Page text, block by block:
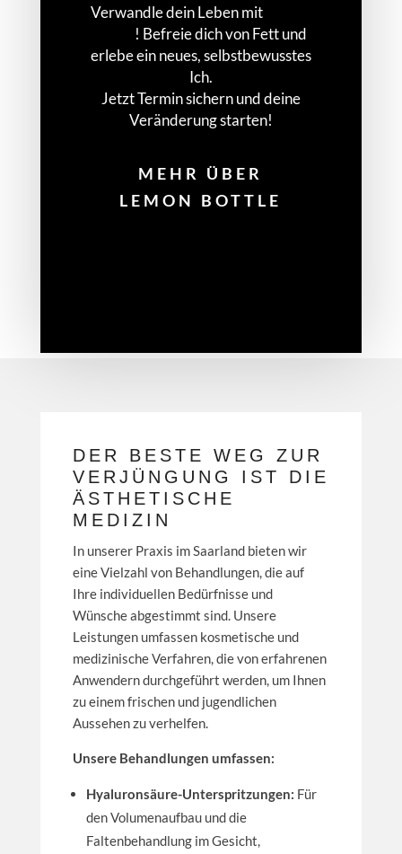
Verwandle dein Leben mit
! Befreie dich von Fett und
erlebe ein neues, selbstbewusstes
Ich.
Jetzt Termin sichern und deine
Veränderung starten!
MEHR ÜBER
LEMON BOTTLE
DER BESTE WEG ZUR
VERJÜNGUNG IST DIE
ÄSTHETISCHE
MEDIZIN
In unserer Praxis im Saarland bieten wir
eine Vielzahl von Behandlungen, die auf
Ihre individuellen Bedürfnisse und
Wünsche abgestimmt sind. Unsere
Leistungen umfassen kosmetische und
medizinische Verfahren, die von erfahrenen
Anwendern durchgeführt werden, um Ihnen
zu einem frischen und jugendlichen
Aussehen zu verhelfen.
Unsere Behandlungen umfassen:
Hyaluronsäure-Unterspritzungen: Für
den Volumenaufbau und die
Faltenbehandlung im Gesicht,